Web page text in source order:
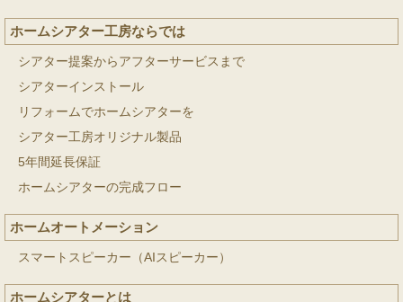
ホームシアター工房ならでは
シアター提案からアフターサービスまで
シアターインストール
リフォームでホームシアターを
シアター工房オリジナル製品
5年間延長保証
ホームシアターの完成フロー
ホームオートメーション
スマートスピーカー（AIスピーカー）
ホームシアターとは